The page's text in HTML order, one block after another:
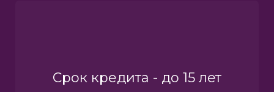
Срок кредита - до 15 лет